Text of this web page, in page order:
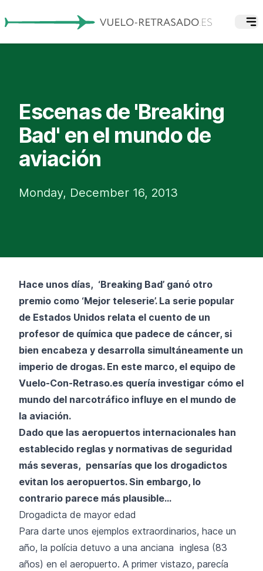
Escenas de 'Breaking
Bad' en el mundo de
aviación
Monday, December 16, 2013
Hace unos días, ‘Breaking Bad’ ganó otro
premio como ‘Mejor teleserie’. La serie popular
de Estados Unidos relata el cuento de un
profesor de química que padece de cáncer, si
bien encabeza y desarrolla simultáneamente un
imperio de drogas. En este marco, el equipo de
Vuelo-Con-Retraso.es quería investigar cómo el
mundo del narcotráfico influye en el mundo de
la aviación.
Dado que las aeropuertos internacionales han
establecido reglas y normativas de seguridad
más severas, pensarías que los drogadictos
evitan los aeropuertos. Sin embargo, lo
contrario parece más plausible…
Drogadicta de mayor edad
Para darte unos ejemplos extraordinarios, hace un
año, la polícia detuvo a una anciana inglesa (83
años) en el aeropuerto. A primer vistazo, parecía